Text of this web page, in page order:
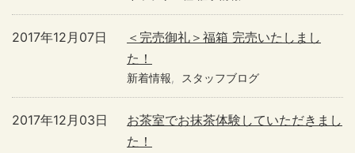
＜完売御礼＞福箱 完売いたしまし
た！
2017年12月07日
新着情報 スタッフブログ
お茶室でお抹茶体験していただきまし
た！
2017年12月03日